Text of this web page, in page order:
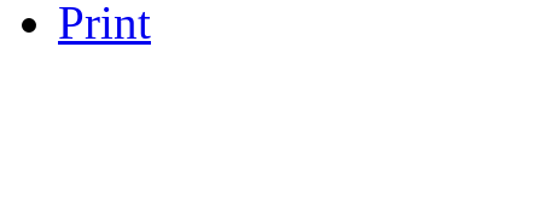
Print